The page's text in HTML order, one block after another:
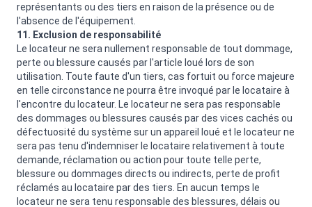
représentants ou des tiers en raison de la présence ou de
l'absence de l'équipement.
11. Exclusion de responsabilité
Le locateur ne sera nullement responsable de tout dommage,
perte ou blessure causés par l'article loué lors de son
utilisation. Toute faute d'un tiers, cas fortuit ou force majeure
en telle circonstance ne pourra être invoqué par le locataire à
l'encontre du locateur. Le locateur ne sera pas responsable
des dommages ou blessures causés par des vices cachés ou
défectuosité du système sur un appareil loué et le locateur ne
sera pas tenu d'indemniser le locataire relativement à toute
demande, réclamation ou action pour toute telle perte,
blessure ou dommages directs ou indirects, perte de profit
réclamés au locataire par des tiers. En aucun temps le
locateur ne sera tenu responsable des blessures, délais ou